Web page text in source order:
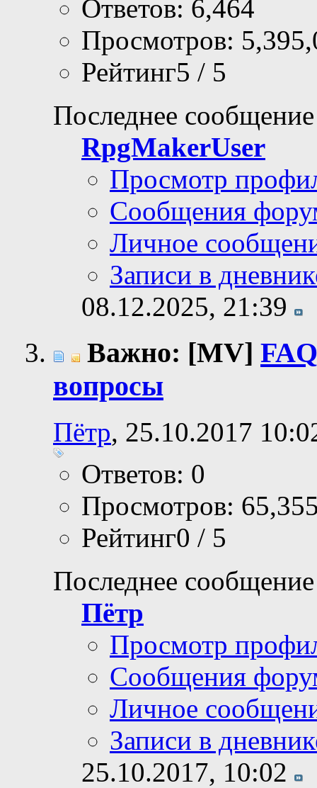
Ответов: 6,464
Просмотров:
Рейтинг5 / 5
Последнее
RpgMakerUser
Просмотр
Сообщения
Личное
Записи в
08.12.2025, 21:39
Важно: [MV]
вопросы
Пётр, 25.10.2017
Ответов: 0
Просмотров:
Рейтинг0 / 5
Последнее
Пётр
Просмотр
Сообщения
Личное
Записи в
25.10.2017, 10:02